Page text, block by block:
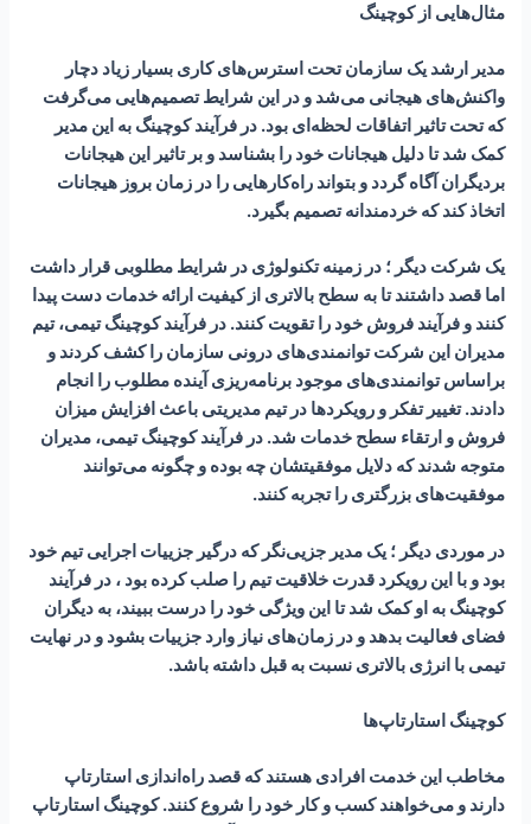
مثال‌هایی از کوچینگ
مدیر ارشد یک سازمان تحت استرس‌های کاری بسیار زیاد دچار
واکنش‌های هیجانی می‌شد و در این شرایط تصمیم‌هایی می‌گرفت
که تحت تاثیر اتفاقات لحظه‌ای بود. در فرآیند کوچینگ به این مدیر
کمک شد تا دلیل هیجانات خود را بشناسد و بر تاثیر این هیجانات
بردیگران آگاه گردد و بتواند راه‌کارهایی را در زمان بروز هیجانات
اتخاذ کند که خردمندانه تصمیم بگیرد.
یک شرکت دیگر ؛ در زمینه تکنولوژی در شرایط مطلوبی قرار داشت
اما قصد داشتند تا به سطح بالاتری از کیفیت ارائه خدمات دست پیدا
کنند و فرآیند فروش خود را تقویت کنند. در فرآیند کوچینگ تیمی، تیم
مدیران این شرکت توانمندی‌های درونی سازمان را کشف کردند و
براساس توانمندی‌های موجود برنامه‌ریزی آینده مطلوب را انجام
دادند. تغییر تفکر و رویکردها در تیم مدیریتی باعث افزایش میزان
فروش و ارتقاء سطح خدمات شد. در فرآیند کوچینگ تیمی، مدیران
متوجه شدند که دلایل موفقیتشان چه بوده و چگونه می‌توانند
موفقیت‌های بزرگتری را تجربه کنند.
در موردی دیگر ؛ یک مدیر جزیی‌نگر که درگیر جزییات اجرایی تیم خود
بود و با این رویکرد قدرت خلاقیت تیم را صلب کرده‌ بود ، در فرآیند
کوچینگ به او کمک شد تا این ویژگی خود را درست ببیند، به دیگران
فضای فعالیت بدهد و در زمان‌های نیاز وارد جزییات بشود و در نهایت
تیمی با انرژی بالاتری نسبت به قبل داشته باشد.
کوچینگ استارتاپ‌ها
مخاطب این خدمت افرادی هستند که قصد راه‌اندازی استارتاپ‌
دارند و می‌خواهند کسب و کار خود را شروع کنند. کوچینگ استارتاپ